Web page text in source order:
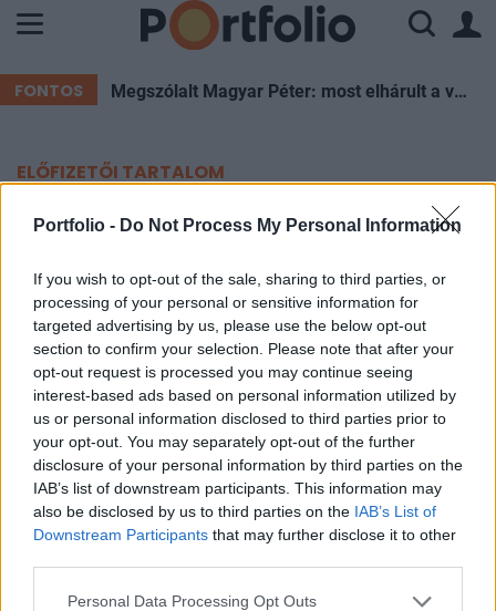
Portfolio - Do Not Process My Personal Information
If you wish to opt-out of the sale, sharing to third parties, or
processing of your personal or sensitive information for
targeted advertising by us, please use the below opt-out
section to confirm your selection. Please note that after your
opt-out request is processed you may continue seeing
interest-based ads based on personal information utilized by
us or personal information disclosed to third parties prior to
your opt-out. You may separately opt-out of the further
disclosure of your personal information by third parties on the
IAB’s list of downstream participants. This information may
also be disclosed by us to third parties on the IAB’s List of
Downstream Participants that may further disclose it to other
Personal Data Processing Opt Outs
FONTOS Megszólalt Magyar Péter: most elhárult a veszély, de Pakson újra pattanásig feszülhet a helyzet
ELŐFIZETŐI TARTALOM
Kivonultak a rendőrök a kelenföldi
körözött bűnözőt
Portfolio
2026. június 04. 21:10
A Budapesti Rendőr-főkapitányság csütörtökön
Facebook-oldalán közölte, hogy lakossági
panaszok miatt a rendőrök egy hete állandó,
megemelt létszámú jelenlétet biztosítanak
Kelenföld vasútállomás környékén. Ez idő alatt 29